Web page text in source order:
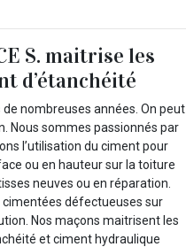
S. maitrise les
d’étanchéité
de nombreuses années. On peut
Nous sommes passionnés par
l’utilisation du ciment pour
ou en hauteur sur la toiture
neuves ou en réparation.
défectueuses sur
Nos maçons maitrisent les
et ciment hydraulique